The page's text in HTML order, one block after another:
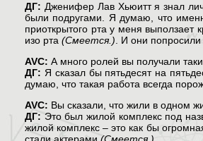
ДГ: Дженифер Лав Хьюитт я знал
были подругами. Я думаю, что
приоткрытого рта у меня
изо рта (Смеется.). И они попросили
AVC: А много ролей вы получали
ДГ: Я сказал бы пятьдесят на
думаю, что такая работа всегда
AVC: Вы сказали, что жили в одном
ДГ: Это был жилой комплекс под
жилой комплекс – это как бы